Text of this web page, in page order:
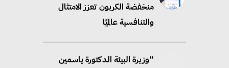
منخفضة الكربون تعزز الامتثال
والتنافسية عالميًا
“وزيرة البيئة الدكتورة ياسمين